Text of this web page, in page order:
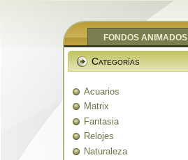
FONDOS ANIMADOS
Categorías
Acuarios
Matrix
Fantasia
Relojes
Naturaleza